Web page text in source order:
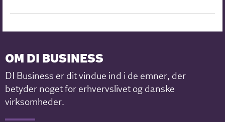
OM DI BUSINESS
DI Business er dit vindue ind i de emner, der
betyder noget for erhvervslivet og danske
virksomheder.